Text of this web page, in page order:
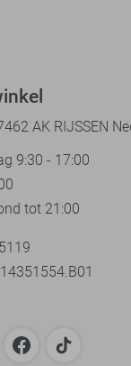
AK RIJSSEN
9:30 - 17:00
tot 21:00